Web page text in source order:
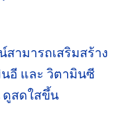
สามารถเสริมสร้าง
อี และ วิตามินซี
ดูสดใสขึ้น